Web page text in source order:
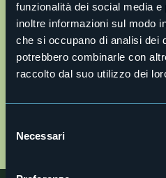
funzionalità dei social media
inoltre informazioni sul modo
che si occupano di analisi dei
potrebbero combinarle con
raccolto dal suo utilizzo dei
delNecessari
01.jpg